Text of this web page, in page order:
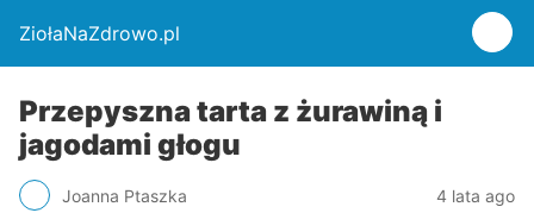
ZiołaNaZdrowo.pl
Przepyszna tarta z żurawiną i
jagodami głogu
Joanna Ptaszka 4 lata ago